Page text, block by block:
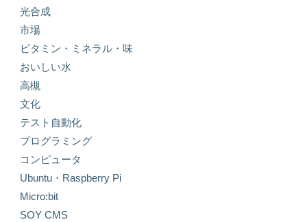
光合成
市場
ビタミン・ミネラル・味
おいしい水
高槻
文化
テスト自動化
プログラミング
コンピュータ
Ubuntu・Raspberry Pi
Micro:bit
SOY CMS